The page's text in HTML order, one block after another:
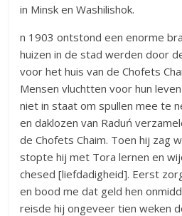
in Minsk en Washilishok.
n 1903 ontstond een enorme
huizen in de stad werden door
voor het huis van de Chofets
Mensen vluchtten voor hun
niet in staat om spullen mee te
en daklozen van Raduń
de Chofets Chaim. Toen hij zag
stopte hij met Tora lernen en
chesed [liefdadigheid]. Eerst
en bood me dat geld hen
reisde hij ongeveer tien weken